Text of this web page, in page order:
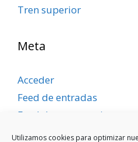
Utilizamos cookies para optimizar
Tren superior
Meta
Acceder
Feed de entradas
Feed de comentarios
WordPress.org